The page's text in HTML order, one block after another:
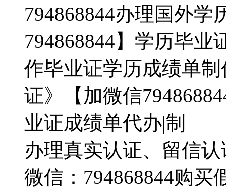
794868844办理国外
794868844】学历毕
作毕业证学历成绩单
证》【加微信
业证成绩单代办|制
办理真实认证、留信
微信：794868844购